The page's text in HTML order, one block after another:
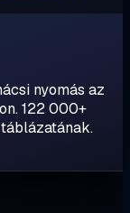
nyomás az
122 000+